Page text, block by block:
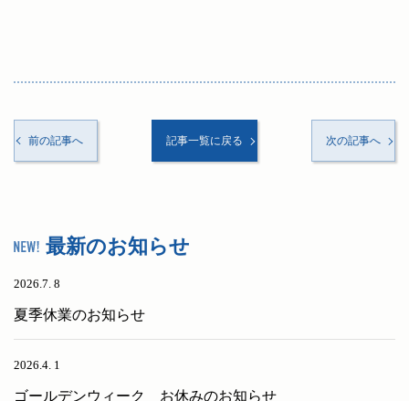
前の記事へ 記事一覧に戻る 次の記事へ
最新のお知らせ
2026.7. 8
夏季休業のお知らせ
2026.4. 1
ゴールデンウィーク お休みのお知らせ